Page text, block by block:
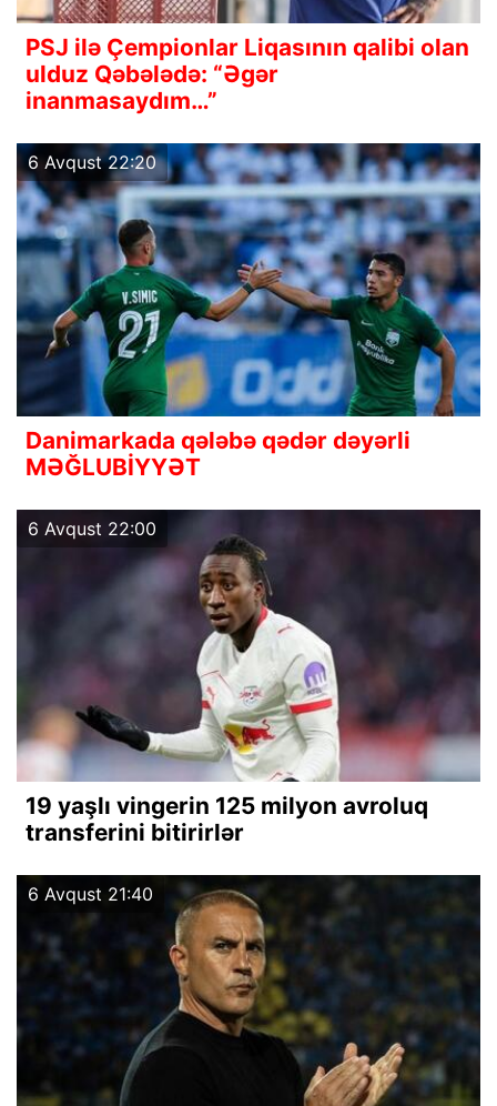
PSJ ilə Çempionlar Liqasının qalibi olan
ulduz Qəbələdə: “Əgər
inanmasaydım…”
6 Avqust 22:20
Danimarkada qələbə qədər dəyərli
MƏĞLUBİYYƏT
6 Avqust 22:00
19 yaşlı vingerin 125 milyon avroluq
transferini bitirirlər
6 Avqust 21:40